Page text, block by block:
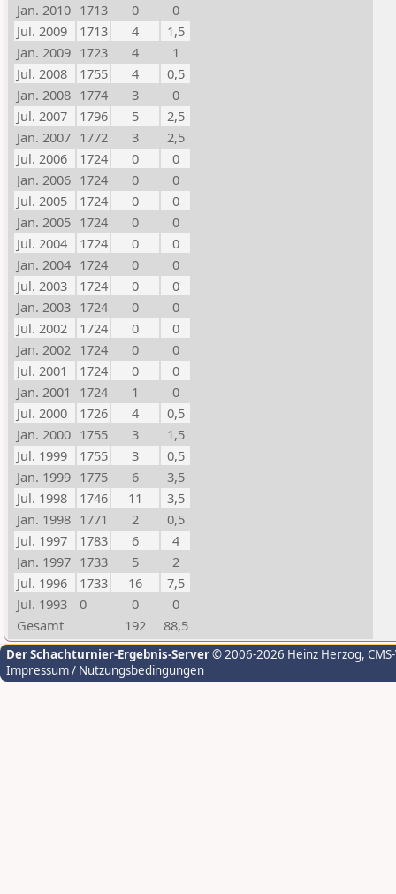
Jan. 2010 1713 0
0
Jul. 2009
1713 4
1,5
Jan. 2009 1723 4
1
Jul. 2008
1755 4
0,5
Jan. 2008 1774 3
0
Jul. 2007
1796 5
2,5
Jan. 2007 1772 3
2,5
Jul. 2006
1724 0
0
Jan. 2006 1724 0
0
Jul. 2005
1724 0
0
Jan. 2005 1724 0
0
Jul. 2004
1724 0
0
Jan. 2004 1724 0
0
Jul. 2003
1724 0
0
Jan. 2003 1724 0
0
Jul. 2002
1724 0
0
Jan. 2002 1724 0
0
Jul. 2001
1724 0
0
Jan. 2001
1724 1
0
Jul. 2000
1726 4
0,5
Jan. 2000 1755 3
1,5
Jul. 1999
1755 3
0,5
Jan. 1999 1775 6
3,5
Jul. 1998
1746 11
3,5
Jan. 1998 1771 2
0,5
Jul. 1997
1783 6
4
Jan. 1997 1733 5
2
Jul. 1996
1733 16
7,5
Jul. 1993
0 0
0
Gesamt
192 88,5
Der Schachturnier-Ergebnis-Server© 2006-2026 Heinz Herzog,
Impressum / Nutzungsbedingungen